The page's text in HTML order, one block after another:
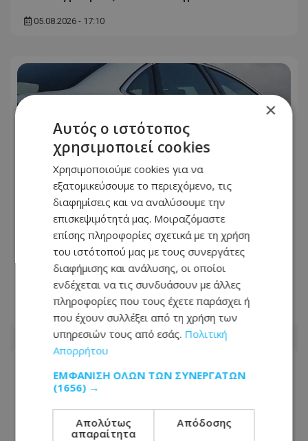
05.08.2026 - 17:10
Προσοχή: Αυτόν ψάχνουν για κλοπή
αυτοκινήτου στη Λεμεσό - Δείτε
φωτογραφία
05.08.2026 - 14:36
×
Αυτός ο ιστότοπος
χρησιμοποιεί cookies
Χρησιμοποιούμε cookies για να
εξατομικεύσουμε το περιεχόμενο, τις
διαφημίσεις και να αναλύσουμε την
επισκεψιμότητά μας. Μοιραζόμαστε
επίσης πληροφορίες σχετικά με τη χρήση
του ιστότοπού μας με τους συνεργάτες
διαφήμισης και ανάλυσης, οι οποίοι
ενδέχεται να τις συνδυάσουν με άλλες
πληροφορίες που τους έχετε παράσχει ή
που έχουν συλλέξει από τη χρήση των
υπηρεσιών τους από εσάς. Πολιτική
Απορρήτου
ΕΜΦΆΝΙΣΗ ΌΛΩΝ ΤΩΝ ΣΥΝΕΡΓΑΤΏΝ
(1656) →
Απολύτως
απαραίτητα
Απόδοσης